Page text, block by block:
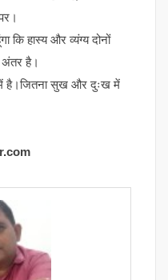
कि हास्य और व्यंग्य दोनों
अंतर है।
में है।जितना सुख और दुःख में